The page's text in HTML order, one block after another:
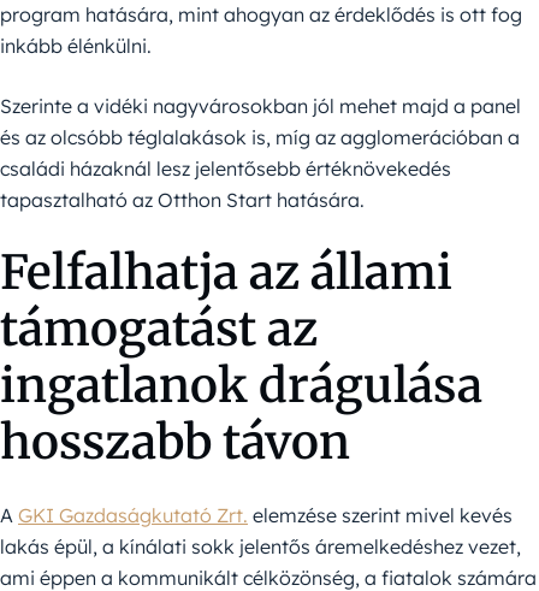
program hatására, mint ahogyan az érdeklődés is ott fog
inkább élénkülni.
Szerinte a vidéki nagyvárosokban jól mehet majd a panel
és az olcsóbb téglalakások is, míg az agglomerációban a
családi házaknál lesz jelentősebb értéknövekedés
tapasztalható az Otthon Start hatására.
Felfalhatja az állami
támogatást az
ingatlanok drágulása
hosszabb távon
A GKI Gazdaságkutató Zrt. elemzése szerint mivel kevés
lakás épül, a kínálati sokk jelentős áremelkedéshez vezet,
ami éppen a kommunikált célközönség, a fiatalok számára